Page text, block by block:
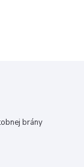
brány